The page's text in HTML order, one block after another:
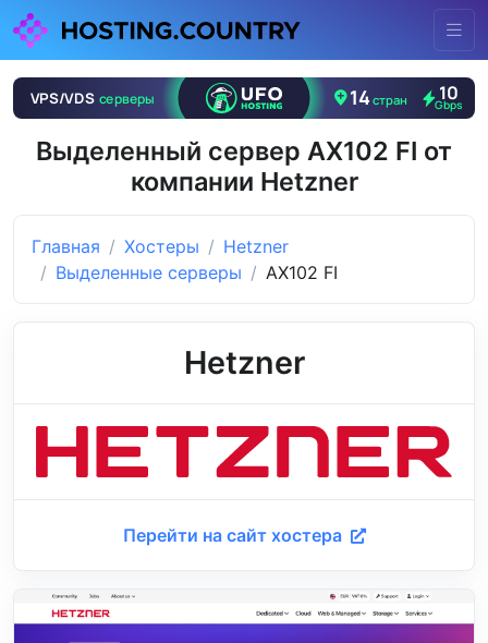
Выделенный сервер AX102 FI от
компании Hetzner
Главная Хостеры
Hetzner
Выделенные серверы
AX102 FI
Hetzner
Перейти на сайт хостера